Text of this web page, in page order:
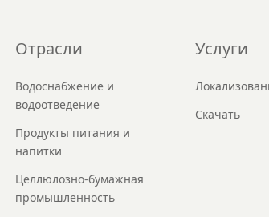
Отрасли
Водоснабжение и
водоотведение
Продукты питания и
напитки
Целлюлозно-бумажная
промышленность
Услуги
Скачать